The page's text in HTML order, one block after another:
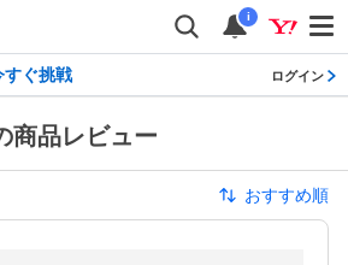
i
ぐ挑戦 ログイン
商品レビュー
おすすめ順